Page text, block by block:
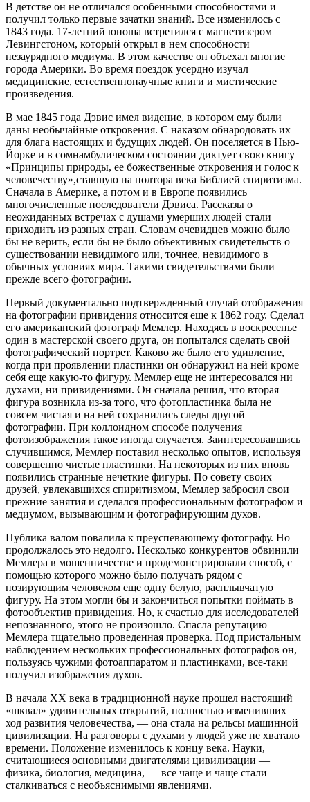
В детстве он не отличался особенными способностями и
получил только первые зачатки знаний. Все изменилось с
1843 года. 17-летний юноша встретился с магнетизером
Левингстоном, который открыл в нем способности
незаурядного медиума. В этом качестве он объехал многие
города Америки. Во время поездок усердно изучал
медицинские, естественнонаучные книги и мистические
произведения.
В мае 1845 года Дэвис имел видение, в котором ему были
даны необычайные откровения. С наказом обнародовать их
для блага настоящих и будущих людей. Он поселяется в Нью-
Йорке и в сомнамбулическом состоянии диктует свою книгу
«Принципы природы, ее божественные откровения и голос к
человечеству»,ставшую на полтора века Библией спиритизма.
Сначала в Америке, а потом и в Европе появились
многочисленные последователи Дэвиса. Рассказы о
неожиданных встречах с душами умерших людей стали
приходить из разных стран. Словам очевидцев можно было
бы не верить, если бы не было объективных свидетельств о
существовании невидимого или, точнее, невидимого в
обычных условиях мира. Такими свидетельствами были
прежде всего фотографии.
Первый документально подтвержденный случай отображения
на фотографии привидения относится еще к 1862 году. Сделал
его американский фотограф Мемлер. Находясь в воскресенье
один в мастерской своего друга, он попытался сделать свой
фотографический портрет. Каково же было его удивление,
когда при проявлении пластинки он обнаружил на ней кроме
себя еще какую-то фигуру. Мемлер еще не интересовался ни
духами, ни привидениями. Он сначала решил, что вторая
фигура возникла из-за того, что фотопластинка была не
совсем чистая и на ней сохранились следы другой
фотографии. При коллоидном способе получения
фотоизображения такое иногда случается. Заинтересовавшись
случившимся, Мемлер поставил несколько опытов, используя
совершенно чистые пластинки. На некоторых из них вновь
появились странные нечеткие фигуры. По совету своих
друзей, увлекавшихся спиритизмом, Мемлер забросил свои
прежние занятия и сделался профессиональным фотографом и
медиумом, вызывающим и фотографирующим духов.
Публика валом повалила к преуспевающему фотографу. Но
продолжалось это недолго. Несколько конкурентов обвинили
Мемлера в мошенничестве и продемонстрировали способ, с
помощью которого можно было получать рядом с
позирующим человеком еще одну белую, расплывчатую
фигуру. На этом могли бы и закончиться попытки поймать в
фотообъектив привидения. Но, к счастью для исследователей
непознанного, этого не произошло. Спасла репутацию
Мемлера тщательно проведенная проверка. Под пристальным
наблюдением нескольких профессиональных фотографов он,
пользуясь чужими фотоаппаратом и пластинками, все-таки
получил изображения духов.
В начала XX века в традиционной науке прошел настоящий
«шквал» удивительных открытий, полностью изменивших
ход развития человечества, — она стала на рельсы машинной
цивилизации. На разговоры с духами у людей уже не хватало
времени. Положение изменилось к концу века. Науки,
считающиеся основными двигателями цивилизации —
физика, биология, медицина, — все чаще и чаще стали
сталкиваться с необъяснимыми явлениями.